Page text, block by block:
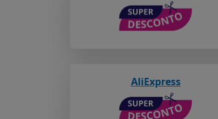
AliExpress